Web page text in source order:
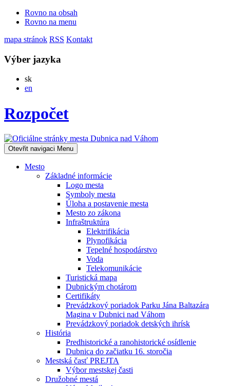
Rovno na obsah
Rovno na menu
mapa stránok RSS Kontakt
Výber jazyka
skSlovensky
en
Rozpočet
Otevřit navigaci Menu
Mesto
Základné informácie
Logo mesta
Symboly mesta
Úloha a postavenie mesta
Mesto zo zákona
Infraštruktúra
Elektrifikácia
Plynofikácia
Tepelné hospodárstvo
Voda
Telekomunikácie
Turistická mapa
Dubnickým chotárom
Certifikáty
Prevádzkový poriadok Parku Jána Baltazára
Magina v Dubnici nad Váhom
Prevádzkový poriadok detských ihrísk
História
Predhistorické a ranohistorické osídlenie
Dubnica do začiatku 16. storočia
Mestská časť PREJTA
Výbor mestskej časti
Družobné mestá